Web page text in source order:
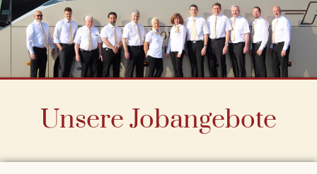
Unsere Jobangebote